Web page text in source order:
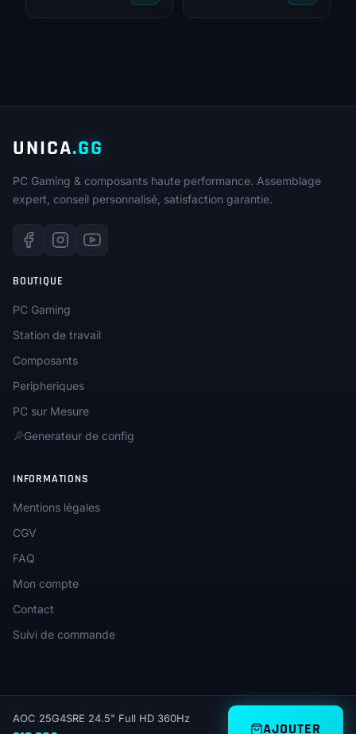
prix
AOC 25G4SRE 24.5" Full HD 360Hz
AJOUTER
UNICA.GG
PC Gaming & composants haute performance. Assemblage
expert, conseil personnalisé, satisfaction garantie.
BOUTIQUE
PC Gaming
Station de travail
Composants
Peripheriques
PC sur Mesure
Generateur de config
INFORMATIONS
Mentions légales
CGV
FAQ
Mon compte
Contact
Suivi de commande
© 2026 Unica.gg — Tous droits réservés